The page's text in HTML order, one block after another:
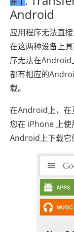
Android
应用程序无法直
在这两种设备上
序无法在Android
都有相应的
载。
在Android上，在
您在 iPhone 上使
Android上下载它